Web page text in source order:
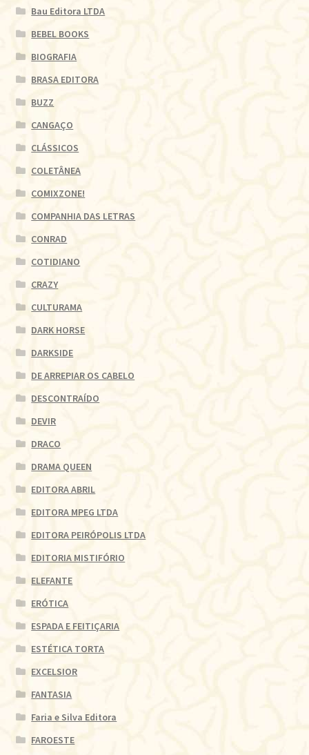
Bau Editora LTDA
BEBEL BOOKS
BIOGRAFIA
BRASA EDITORA
BUZZ
CANGAÇO
CLÁSSICOS
COLETÂNEA
COMIXZONE!
COMPANHIA DAS LETRAS
CONRAD
COTIDIANO
CRAZY
CULTURAMA
DARK HORSE
DARKSIDE
DE ARREPIAR OS CABELO
DESCONTRAÍDO
DEVIR
DRACO
DRAMA QUEEN
EDITORA ABRIL
EDITORA MPEG LTDA
EDITORA PEIRÓPOLIS LTDA
EDITORIA MISTIFÓRIO
ELEFANTE
ERÓTICA
ESPADA E FEITIÇARIA
ESTÉTICA TORTA
EXCELSIOR
FANTASIA
Faria e Silva Editora
FAROESTE